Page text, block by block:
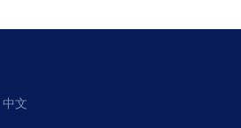
中文